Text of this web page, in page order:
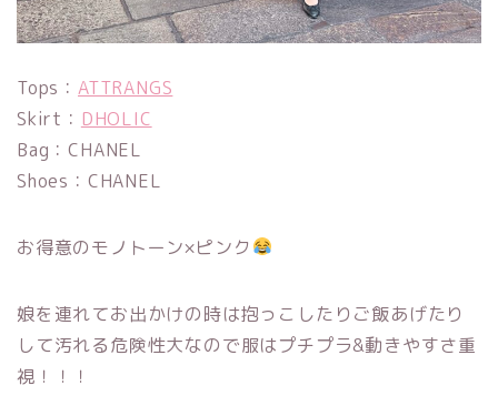
Tops： ATTRANGS
Skirt： DHOLIC
Bag：CHANEL
Shoes：CHANEL
お得意のモノトーン×ピンク
娘を連れてお出かけの時は抱っこしたりご飯あげたり
して汚れる危険性大なので服はプチプラ&動きやすさ重
視！！！